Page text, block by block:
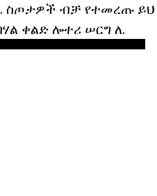
ስጦታዎች ብቻ የተመረጡ ይህ
ቀልድ ሎተሪ ሠርግ ለ.